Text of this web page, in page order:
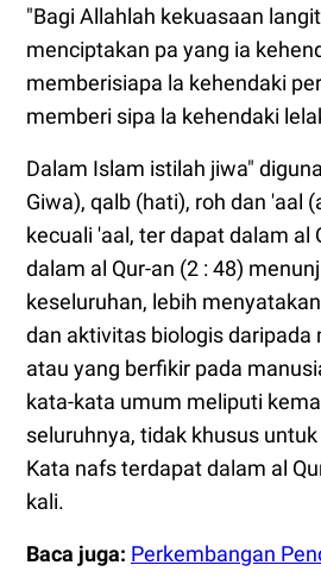
"Bagi Allahlah kekuasaan
menciptakan pa yang ia
memberisiapa la kehendaki
memberi sipa la kehendaki
Dalam Islam istilah jiwa"
Giwa), qalb (hati), roh dan 'aal
kecuali 'aal, ter dapat dalam al
dalam al Qur-an (2 : 48)
keseluruhan, lebih
dan aktivitas biologis daripada
atau yang berfikir pada
kata-kata umum meliputi
seluruhnya, tidak khusus
Kata nafs terdapat dalam al
kali.
Baca juga: Perkembangan